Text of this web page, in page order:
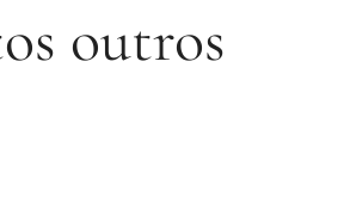
outros